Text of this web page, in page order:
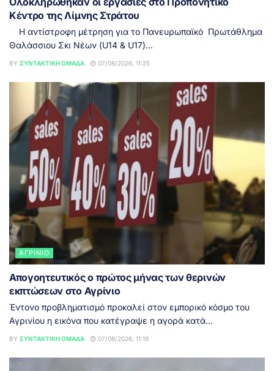
Κέντρο της Λίμνης Στράτου
Η αντίστροφη μέτρηση για το Πανευρωπαϊκό Πρωτάθλημα
Θαλάσσιου Σκι Νέων (U14 & U17)...
BY ΣΥΝΤΑΚΤΙΚΉ ΟΜΆΔΑ 07/08/2026, 11:25
ΑΓΡΊΝΙΟ
Απογοητευτικός ο πρώτος μήνας των θερινών
εκπτώσεων στο Αγρίνιο
Έντονο προβληματισμό προκαλεί στον εμπορικό κόσμο του
Αγρινίου η εικόνα που κατέγραψε η αγορά κατά...
BY ΣΥΝΤΑΚΤΙΚΉ ΟΜΆΔΑ 07/08/2026, 11:19